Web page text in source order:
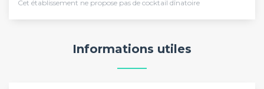
Cet établissement ne propose pas de cocktail dînatoire
Informations utiles